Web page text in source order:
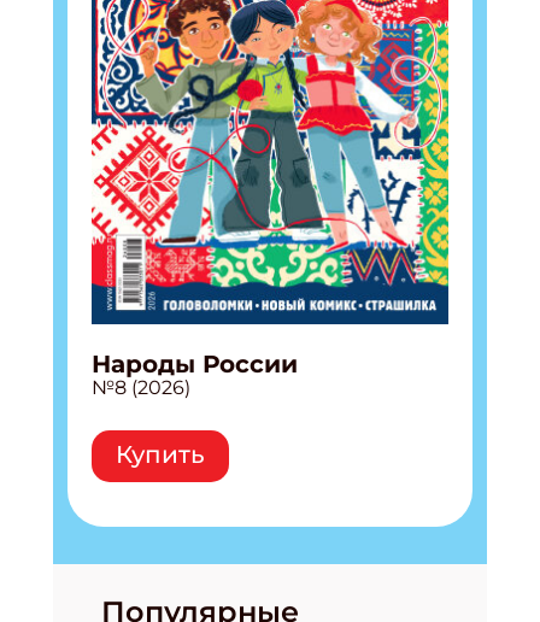
Народы России
№8 (2026)
Купить
Популярные
Подпишись на рассылку
Получи электронный "Классный журнал" в
подарок!
Укажите имя
Укажите Ваш Email